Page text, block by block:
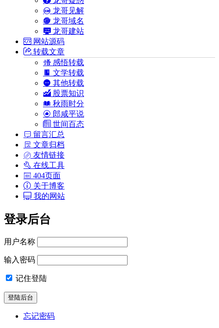
龙哥见解
龙哥域名
龙哥建站
网站源码
转载文章
感悟转载
文学转载
其他转载
股票知识
秋雨时分
郎咸平说
世间百态
留言汇总
文章归档
友情链接
在线工具
404页面
关于博客
我的网站
登录后台
用户名称
输入密码
记住登陆
忘记密码